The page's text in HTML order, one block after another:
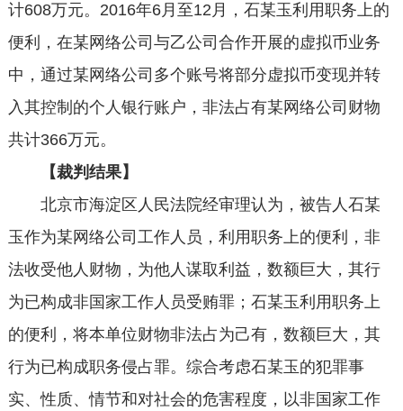
计608万元。2016年6月至12月，石某玉利用职务上的
便利，在某网络公司与乙公司合作开展的虚拟币业务
中，通过某网络公司多个账号将部分虚拟币变现并转
入其控制的个人银行账户，非法占有某网络公司财物
共计366万元。
【裁判结果】
北京市海淀区人民法院经审理认为，被告人石某
玉作为某网络公司工作人员，利用职务上的便利，非
法收受他人财物，为他人谋取利益，数额巨大，其行
为已构成非国家工作人员受贿罪；石某玉利用职务上
的便利，将本单位财物非法占为己有，数额巨大，其
行为已构成职务侵占罪。综合考虑石某玉的犯罪事
实、性质、情节和对社会的危害程度，以非国家工作